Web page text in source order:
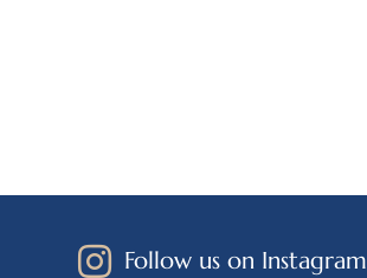
Follow us on Instagram